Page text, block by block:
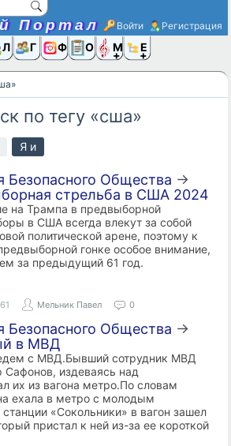
Портал Войти Регистрация
Люди
Группы
Фото Ещё
по тегу «сша»
Я и
Безопасного Общества →
стрельба в США 2024
на Трампа в предвыборной
в США всегда влекут за собой
политической арене, поэтому к
гонке особое внимание,
за предыдущий 61 год.
Мельник Павел 0
Безопасного Общества →
в МВД
с МВД.Бывший сотрудник МВД
Сафонов, издеваясь над
их из вагона метро.По словам
ехала в метро с молодым
«Сокольники» в вагон зашел
пристал к ней из-за ее короткой